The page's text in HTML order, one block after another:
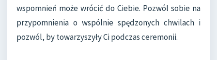
wspomnień może wrócić do Ciebie. Pozwól sobie na
przypomnienia o wspólnie spędzonych chwilach i
pozwól, by towarzyszyły Ci podczas ceremonii.